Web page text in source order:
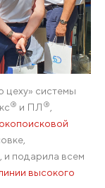
цеху» системы
® и ПЛ ®
и подарила всем
высокого